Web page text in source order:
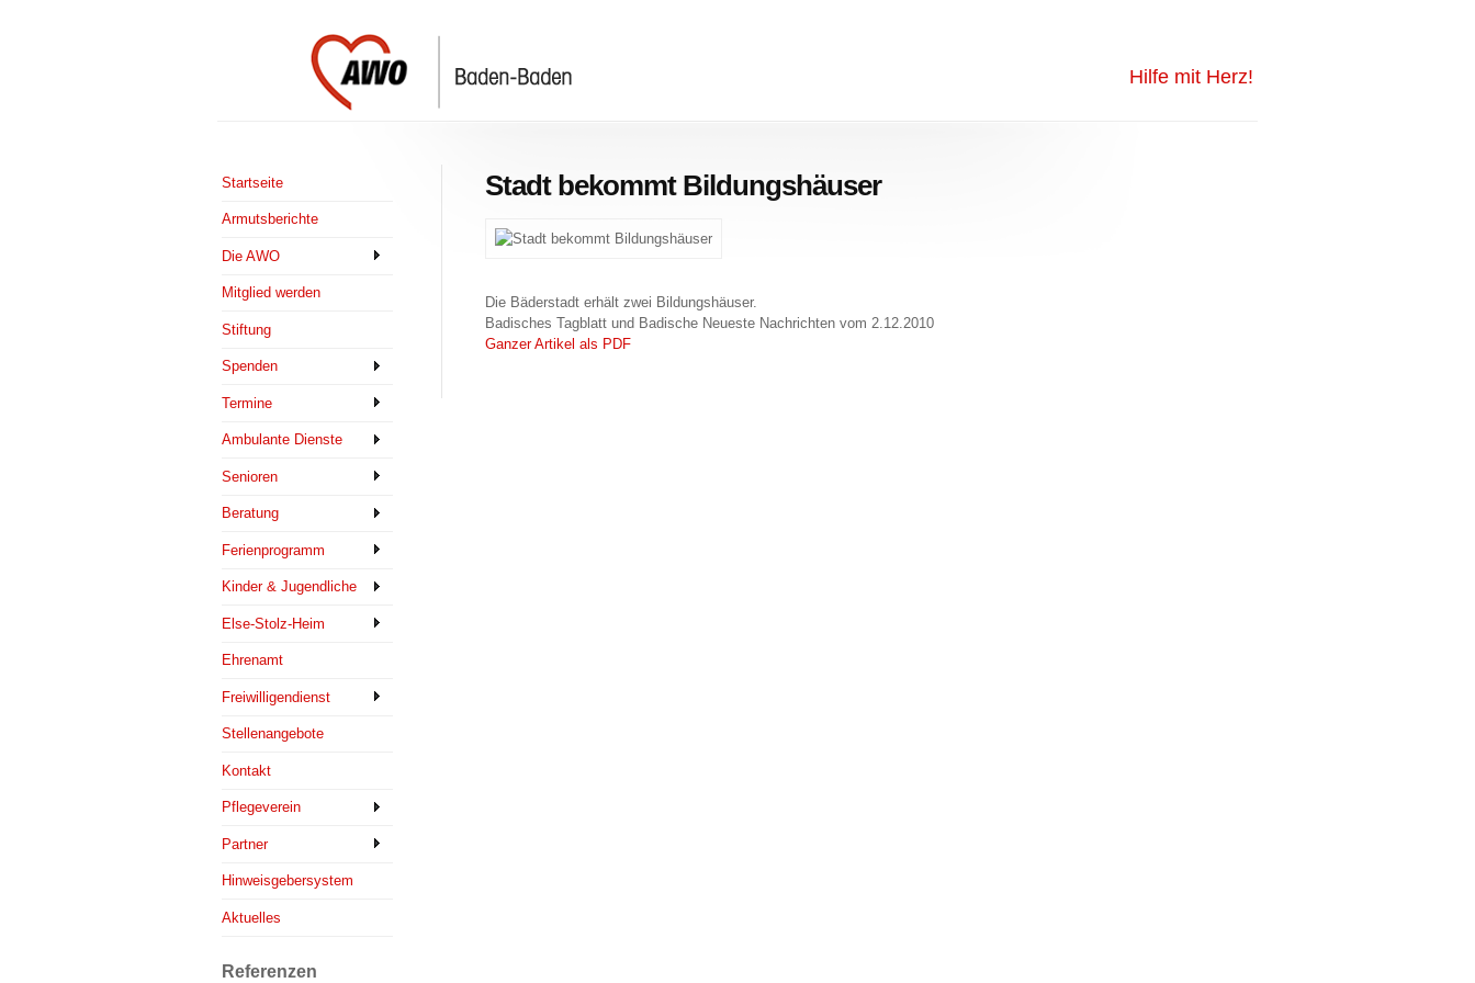
Hilfe mit Herz!
Stadt bekommt Bildungshäuser
Die Bä­der­stadt er­hält zwei Bil­dungs­häu­ser.
Ba­di­sches Tag­blatt und Ba­di­sche Neu­es­te Nach­rich­ten vom 2.12.2010
Gan­zer Ar­ti­kel als PDF
Startseite
Armutsberichte
Die AWO
Mitglied werden
Stiftung
Spenden
Termine
Ambulante Dienste
Senioren
Beratung
Ferienprogramm
Kinder & Jugendliche
Else-Stolz-Heim
Ehrenamt
Freiwilligendienst
Stellenangebote
Kontakt
Pflegeverein
Partner
Hinweisgebersystem
Aktuelles
Referenzen